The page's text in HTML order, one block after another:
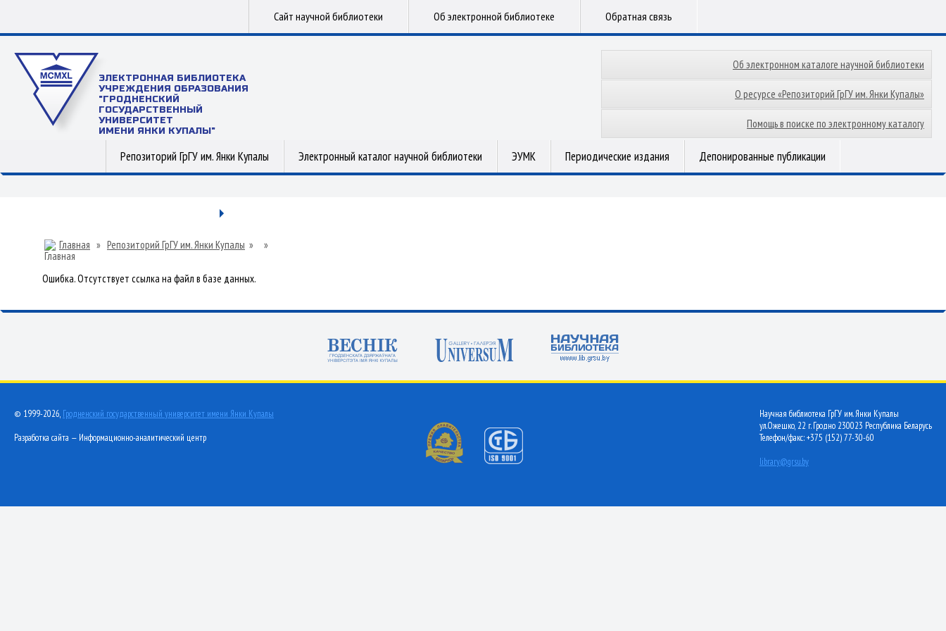
Сайт научной библиотеки Об электронной библиотеке Обратная связь
ЭЛЕКТРОННАЯ БИБЛИОТЕКА
УЧРЕЖДЕНИЯ ОБРАЗОВАНИЯ
"ГРОДНЕНСКИЙ
ГОСУДАРСТВЕННЫЙ
УНИВЕРСИТЕТ
ИМЕНИ ЯНКИ КУПАЛЫ"
Об электронном каталоге научной библиотеки
О ресурсе «Репозиторий ГрГУ им. Янки Купалы»
Помощь в поиске по электронному каталогу
Репозиторий ГрГУ им. Янки Купалы Электронный каталог научной библиотеки ЭУМК Периодические издания Депонированные публикации
Главная » Репозиторий ГрГУ им. Янки Купалы » »
Ошибка. Отсутствует ссылка на файл в базе данных.
© 1999-2026, Гродненский государственный университет имени Янки Купалы
Разработка сайта — Информационно-аналитический центр
Научная библиотека ГрГУ им. Янки Купалы
ул.Ожешко, 22 г. Гродно 230023 Республика Беларусь
Телефон/факс: +375 (152) 77-30-60
library@grsu.by